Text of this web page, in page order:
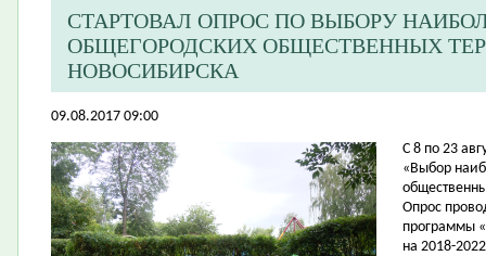
СТАРТОВАЛ ОПРОС ПО ВЫБОРУ
ОБЩЕГОРОДСКИХ ОБЩЕСТВЕННЫХ
НОВОСИБИРСКА
09.08.2017 09:00
​С 8 по 23
«Выбор
Опрос
программы
на 2018-